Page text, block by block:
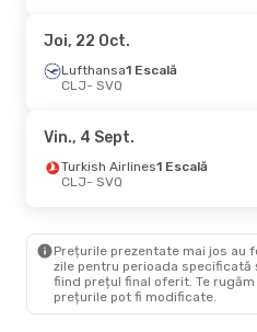
Lufthansa
SVQ- CLJ
Lufthansa1 Escală
CLJ - SVQ
Lufthansa1 Escală
SVQ
- CLJ
Mar., 22 Sept.- Vin., 25
Turkish Airlines1 Escală
CLJ- SVQ
Turkish Airlines1 Escală
SVQ- CLJ
Joi, 22 Oct.
Lufthansa1 Escală
CLJ- SVQ
Vin., 4 Sept.
Turkish Airlines1 Escală
CLJ- SVQ
Prețurile prezentate mai jos au
zile pentru perioada specificată
fiind prețul final oferit. Te
prețurile pot fi modificate.